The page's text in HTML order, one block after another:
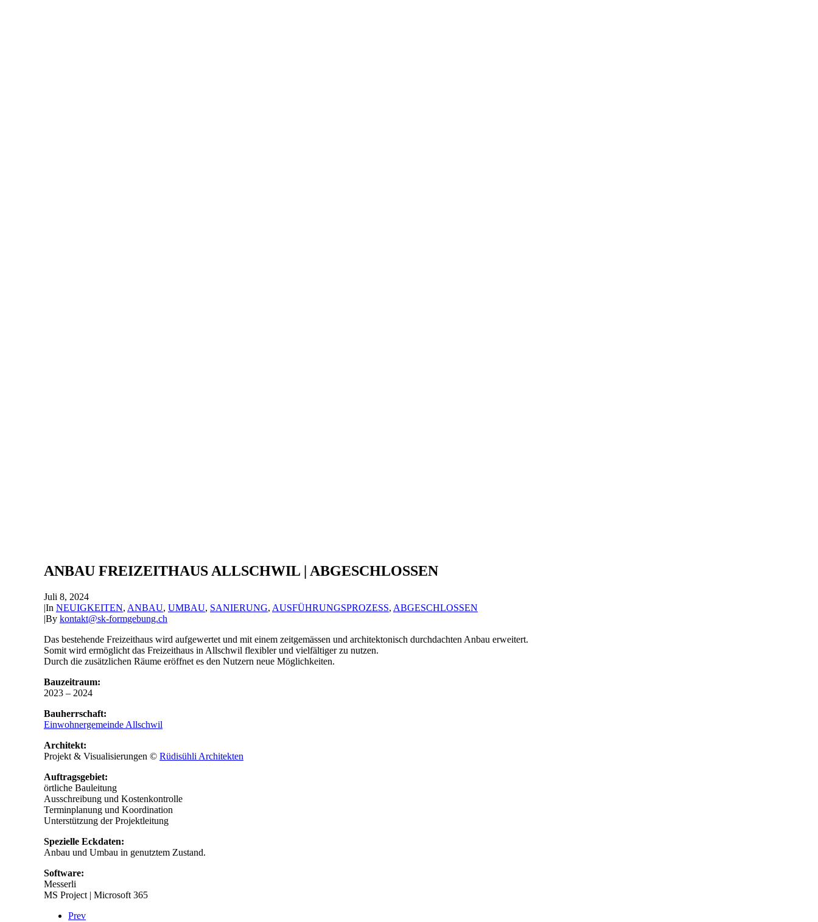
ANBAU FREIZEITHAUS ALLSCHWIL | ABGESCHLOSSEN
Juli 8, 2024
|In NEUIGKEITEN, ANBAU, UMBAU, SANIERUNG, AUSFÜHRUNGSPROZESS, ABGESCHLOSSEN
|By kontakt@sk-formgebung.ch
Das bestehende Freizeithaus wird aufgewertet und mit einem zeitgemässen und architektonisch durchdachten Anbau erweitert.
Somit wird ermöglicht das Freizeithaus in Allschwil flexibler und vielfältiger zu nutzen.
Durch die zusätzlichen Räume eröffnet es den Nutzern neue Möglichkeiten.
Bauzeitraum:
2023 – 2024
Bauherrschaft:
Einwohnergemeinde Allschwil
Architekt:
Projekt & Visualisierungen © Rüdisühli Architekten
Auftragsgebiet:
örtliche Bauleitung
Ausschreibung und Kostenkontrolle
Terminplanung und Koordination
Unterstützung der Projektleitung
Spezielle Eckdaten:
Anbau und Umbau in genutztem Zustand.
Software:
Messerli
MS Project | Microsoft 365
Prev